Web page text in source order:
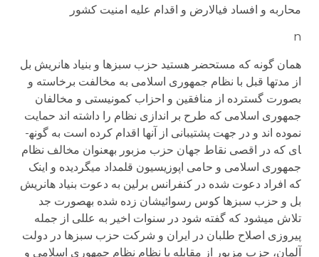
محاربه و افساد فی­الارض و اقدام علیه امنیت کشور
n
همان گونه که مستحضر هستید حزب سبزها و بنیاد هانریش بل
از مدتها قبل با نظام جمهوری اسلامی به مخالفت برخاسته و
بصورت گسترده از منافقین و احزاب کمونیستی و مخالفان
جمهوری اسلامی که طرح بر اندازی نظام را داشته اند حمایت
نموده اند و در جهت پشتیبانی از آنها اقدام کرده است به گونه­
ای که در اقصی نقاط جهان حزب مزبور به­عنوان مخالف نظام
جمهوری اسلامی و حامی اپوزیسیون قلمداد می­گردیده و اینک
که افراد دعوت شده در کنفرانس برلین به دعوت بنیاد هانریش
بل و حزب سبزها کوس رسوائیشان زده شده به­صورت جد
تلاش می­شود که گفته شود در سنوات اخیر به عللی از جمله
پیروزی اصلاح طلبان در ایران و شرکت حزب سبزها در دولت
آلمان، حزب مزبور از مقابله با نظام نظام جمهوری اسلامی و